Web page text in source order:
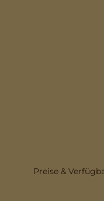
Preise &